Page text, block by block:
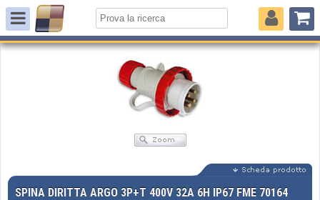
SPINA DIRITTA ARGO 3P+T 400V 32A 6H IP67 FME 70164